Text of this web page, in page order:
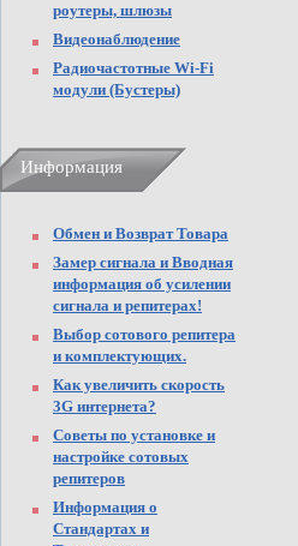
роутеры, шлюзы
Видеонаблюдение
Радиочастотные Wi-Fi
модули (Бустеры)
Информация
Обмен и Возврат Товара
Замер сигнала и Вводная
информация об усилении
сигнала и репитерах!
Выбор сотового репитера
и комплектующих.
Как увеличить скорость
3G интернета?
Советы по установке и
настройке сотовых
репитеров
Информация о
Стандартах и